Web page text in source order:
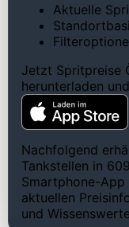
Aktuelle
Jetzt Spritpreise
herunterladen
Nachfolgend
Tankstellen in
Smartphone-
aktuellen
und